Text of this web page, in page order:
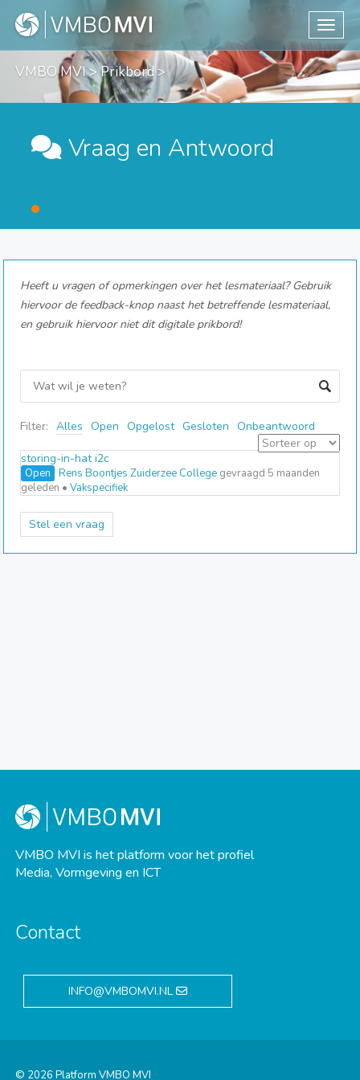
VMBO MVI>Prikbord>
Vraag en Antwoord
Heeft u vragen of opmerkingen over het lesmateriaal? Gebruik
hiervoor de feedback-knop naast het betreffende lesmateriaal,
en gebruik hiervoor niet dit digitale prikbord!
Filter: Alles Open Opgelost Gesloten Onbeantwoord
storing-in-hat i2c
Open Rens Boontjes Zuiderzee College gevraagd 5 maanden
geleden •Vakspecifiek
Stel een vraag
VMBO MVI is het platform voor het profiel
Media, Vormgeving en ICT
Contact
INFO@VMBOMVI.NL
© 2026 Platform VMBO MVI